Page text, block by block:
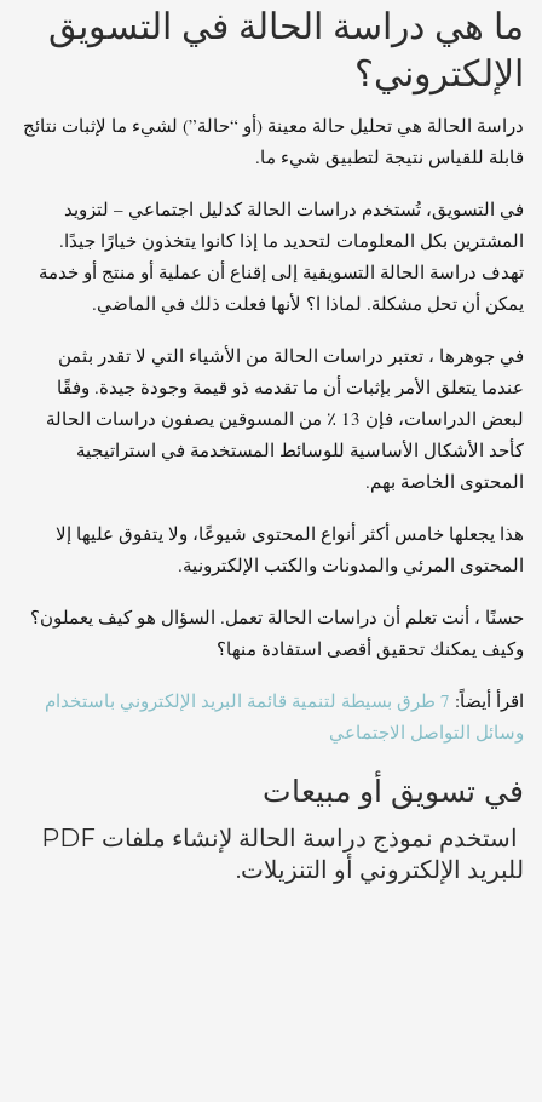
ما هي دراسة الحالة في التسويق
الإلكتروني؟
دراسة الحالة هي تحليل حالة معينة (أو “حالة”) لشيء ما لإثبات نتائج
قابلة للقياس نتيجة لتطبيق شيء ما.
في التسويق، تُستخدم دراسات الحالة كدليل اجتماعي – لتزويد
المشترين بكل المعلومات لتحديد ما إذا كانوا يتخذون خيارًا جيدًا.
تهدف دراسة الحالة التسويقية إلى إقناع أن عملية أو منتج أو خدمة
يمكن أن تحل مشكلة. لماذا ا؟ لأنها فعلت ذلك في الماضي.
في جوهرها ، تعتبر دراسات الحالة من الأشياء التي لا تقدر بثمن
عندما يتعلق الأمر بإثبات أن ما تقدمه ذو قيمة وجودة جيدة. وفقًا
لبعض الدراسات، فإن 13 ٪ من المسوقين يصفون دراسات الحالة
كأحد الأشكال الأساسية للوسائط المستخدمة في استراتيجية
المحتوى الخاصة بهم.
هذا يجعلها خامس أكثر أنواع المحتوى شيوعًا، ولا يتفوق عليها إلا
المحتوى المرئي والمدونات والكتب الإلكترونية.
حسنًا ، أنت تعلم أن دراسات الحالة تعمل. السؤال هو كيف يعملون؟
وكيف يمكنك تحقيق أقصى استفادة منها؟
اقرأ أيضاً:
7 طرق بسيطة لتنمية قائمة البريد الإلكتروني باستخدام
وسائل التواصل الاجتماعي
في تسويق أو مبيعات
استخدم نموذج دراسة الحالة لإنشاء ملفات PDF
للبريد الإلكتروني أو التنزيلات.